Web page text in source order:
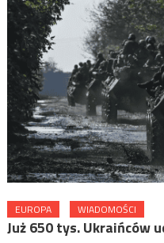
EUROPA WIADOMOŚCI
Już 650 tys. Ukraińców